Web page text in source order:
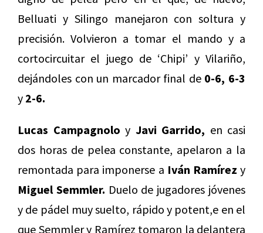
Belluati y Silingo manejaron con soltura y
precisión. Volvieron a tomar el mando y a
cortocircuitar el juego de ‘Chipi’ y Vilariño,
dejándoles con un marcador final de 0-6, 6-3
y 2-6.
Lucas Campagnolo y Javi Garrido, en casi
dos horas de pelea constante, apelaron a la
remontada para imponerse a Iván Ramírez y
Miguel Semmler. Duelo de jugadores jóvenes
y de pádel muy suelto, rápido y potent,e en el
que Semmler y Ramírez tomaron la delantera